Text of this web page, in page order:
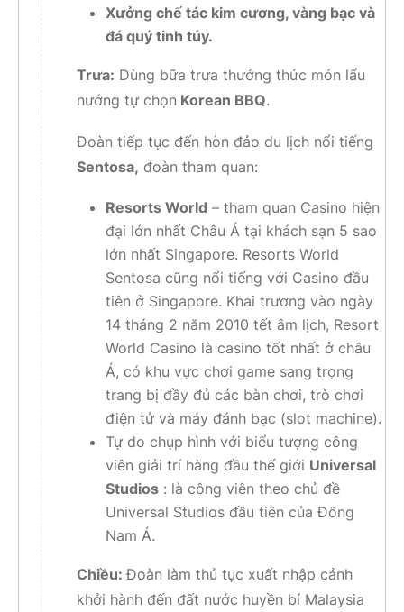
Xưởng chế tác kim cương, vàng bạc và
đá quý tinh túy.
Trưa: Dùng bữa trưa thưởng thức món lẩu
nướng tự chọn Korean BBQ.
Đoàn tiếp tục đến hòn đảo du lịch nổi tiếng
Sentosa, đoàn tham quan:
Resorts World – tham quan Casino hiện
đại lớn nhất Châu Á tại khách sạn 5 sao
lớn nhất Singapore. Resorts World
Sentosa cũng nổi tiếng với Casino đầu
tiên ở Singapore. Khai trương vào ngày
14 tháng 2 năm 2010 tết âm lịch, Resort
World Casino là casino tốt nhất ở châu
Á, có khu vực chơi game sang trọng
trang bị đầy đủ các bàn chơi, trò chơi
điện tử và máy đánh bạc (slot machine).
Tự do chụp hình với biểu tượng công
viên giải trí hàng đầu thế giới Universal
Studios : là công viên theo chủ đề
Universal Studios đầu tiên của Đông
Nam Á.
Chiều: Đoàn làm thủ tục xuất nhập cảnh
khởi hành đến đất nước huyền bí Malaysia